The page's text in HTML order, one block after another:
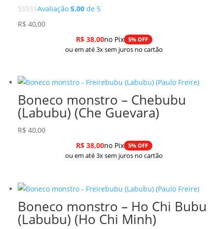
Avaliação5.00 de 5
R$ 40,00
R$38,00no Pix 5% OFF
ou em até 3x sem juros no cartão
Boneco monstro – Chebubu
(Labubu) (Che Guevara)
R$ 40,00
R$38,00no Pix 5% OFF
ou em até 3x sem juros no cartão
Boneco monstro – Ho Chi Bubu
(Labubu) (Ho Chi Minh)